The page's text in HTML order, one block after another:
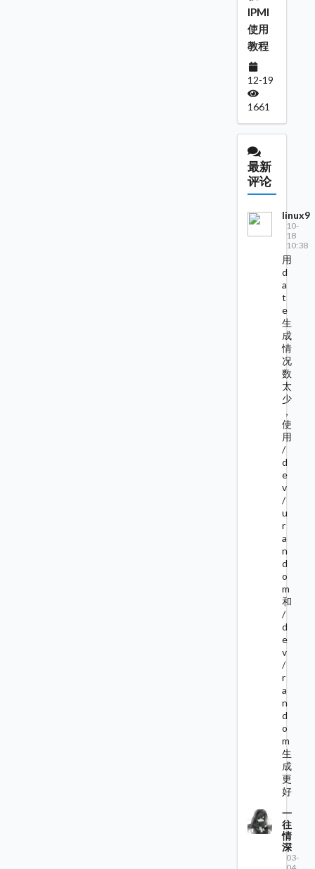
IPMI
使用
教程
12-19
1661
最新
评论
linux9
10-
18
10:38
用
d
a
t
e
生
成
情
况
数
太
少
，
使
用
/
d
e
v
/
u
r
a
n
d
o
m
和
/
d
e
v
/
r
a
n
d
o
m
生
成
更
好
一
往
情
深
03-